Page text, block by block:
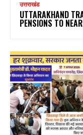
उत्तराखंड
UTTARAKHAND
PENSIONS TO